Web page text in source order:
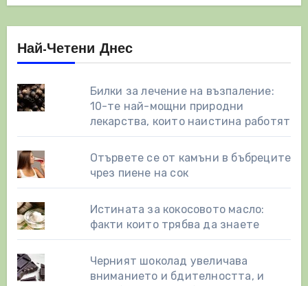
Най-Четени Днес
Билки за лечение на възпаление:
10-те най-мощни природни
лекарства, които наистина работят
Отървете се от камъни в бъбреците
чрез пиене на сок
Истината за кокосовото масло:
факти които трябва да знаете
Черният шоколад увеличава
вниманието и бдителността, и